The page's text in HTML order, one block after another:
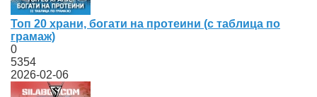
Топ 20 храни, богати на протеини (с таблица по
грамаж)
0
5354
2026-02-06